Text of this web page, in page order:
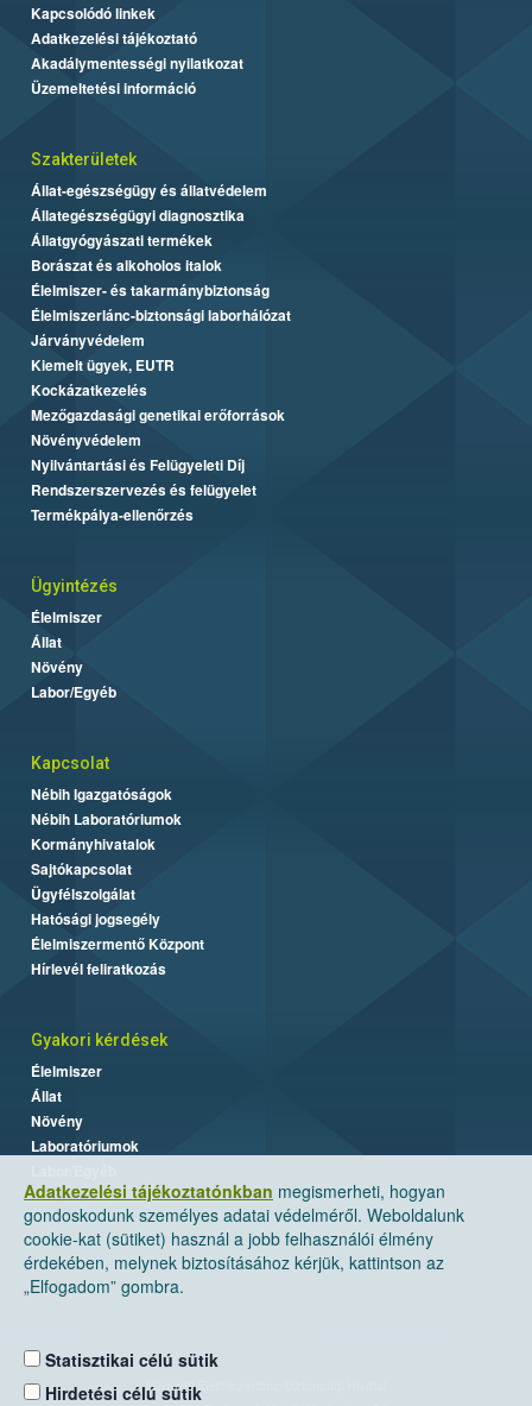
Adatkezelési tájékoztatónkban megismerheti, hogyan
gondoskodunk személyes adatai védelméről. Weboldalunk
cookie-kat (sütiket) használ a jobb felhasználói élmény
érdekében, melynek biztosításához kérjük, kattintson az
„Elfogadom” gombra.
Statisztikai célú sütik
Hirdetési célú sütik
Kapcsolódó linkek
Adatkezelési tájékoztató
Akadálymentességi nyilatkozat
Üzemeltetési információ
Szakterületek
Állat-egészségügy és állatvédelem
Állategészségügyi diagnosztika
Állatgyógyászati termékek
Borászat és alkoholos italok
Élelmiszer- és takarmánybiztonság
Élelmiszerlánc-biztonsági laborhálózat
Járványvédelem
Kiemelt ügyek, EUTR
Kockázatkezelés
Mezőgazdasági genetikai erőforrások
Növényvédelem
Nyilvántartási és Felügyeleti Díj
Rendszerszervezés és felügyelet
Termékpálya-ellenőrzés
Ügyintézés
Élelmiszer
Állat
Növény
Labor/Egyéb
Kapcsolat
Nébih Igazgatóságok
Nébih Laboratóriumok
Kormányhivatalok
Sajtókapcsolat
Ügyfélszolgálat
Hatósági jogsegély
Élelmiszermentő Központ
Hírlevél feliratkozás
Gyakori kérdések
Élelmiszer
Állat
Növény
Laboratóriumok
Nemzeti Élelmiszerlánc-biztonsági Hivatal